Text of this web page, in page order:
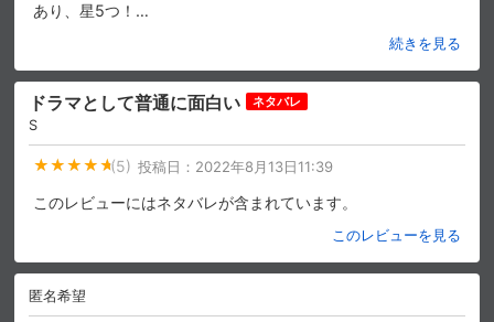
あり、星5つ！ …
続きを見る
ドラマとして普通に面白い ネタバレ
S
(5) 投稿日： 2022年8月13日11:39
このレビューにはネタバレが含まれています。
このレビューを見る
匿名希望